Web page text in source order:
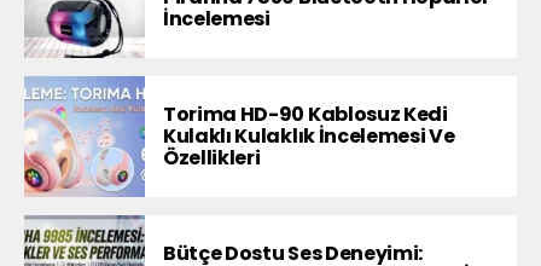
İncelemesi
Torima HD-90 Kablosuz Kedi
Kulaklı Kulaklık İncelemesi Ve
Özellikleri
Bütçe Dostu Ses Deneyimi: